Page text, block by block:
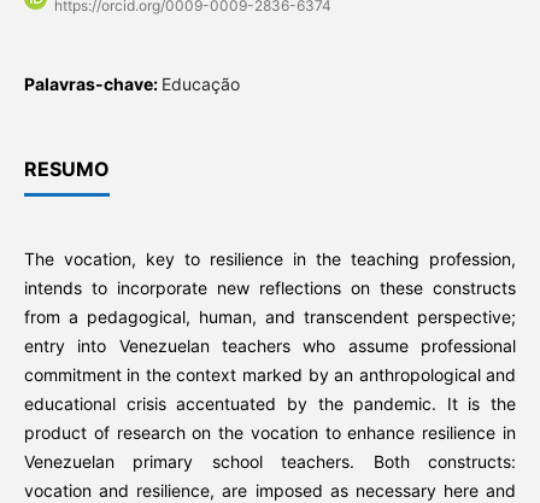
https://orcid.org/0009-0009-2836-6374
Palavras-chave: Educação
RESUMO
The vocation, key to resilience in the teaching profession,
intends to incorporate new reflections on these constructs
from a pedagogical, human, and transcendent perspective;
entry into Venezuelan teachers who assume professional
commitment in the context marked by an anthropological and
educational crisis accentuated by the pandemic. It is the
product of research on the vocation to enhance resilience in
Venezuelan primary school teachers. Both constructs:
vocation and resilience, are imposed as necessary here and